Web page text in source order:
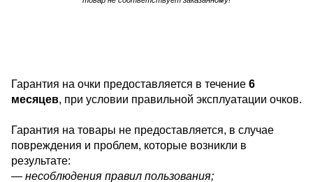
Гарантия на очки предоставляется в течение 6
месяцев, при условии правильной эксплуатации очков.
Гарантия на товары не предоставляется, в случае
повреждения и проблем, которые возникли в
результате:
— несоблюдения правил пользования;